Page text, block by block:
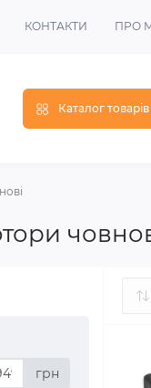
КОНТАКТИ ПРО
Каталог товарів
грн